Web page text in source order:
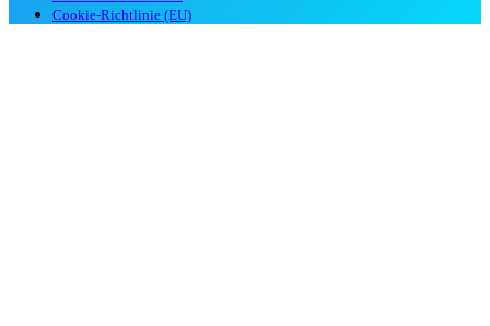
Cookie-Richtlinie (EU)